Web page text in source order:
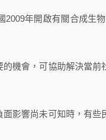
年開啟有關合成生
機會，可協助解決當
影響尚未可知時，有